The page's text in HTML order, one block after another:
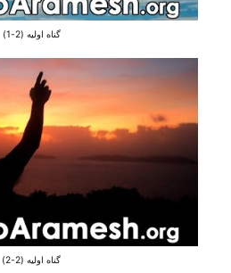
گناه اولیه (2-1)
گناه اولیه (2-2)